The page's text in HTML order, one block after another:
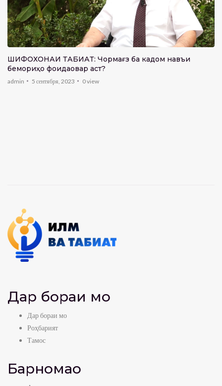
ШИФОХОНАИ ТАБИАТ: Чормағз ба кадом навъи
бемориҳо фоидаовар аст?
admin 5 сентября, 2023 0view
Дар бораи мо
Дар бораи мо
Роҳбарият
Тамос
Барномаҳо